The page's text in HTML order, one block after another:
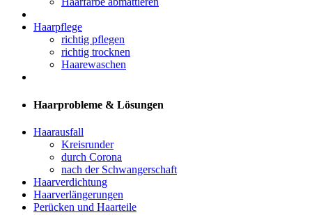
Haarpflege
richtig pflegen
richtig trocknen
Haarewaschen
Haarprobleme & Lösungen
Haarausfall
Kreisrunder
durch Corona
nach der Schwangerschaft
Haarverdichtung
Haarverlängerungen
Perücken und Haarteile